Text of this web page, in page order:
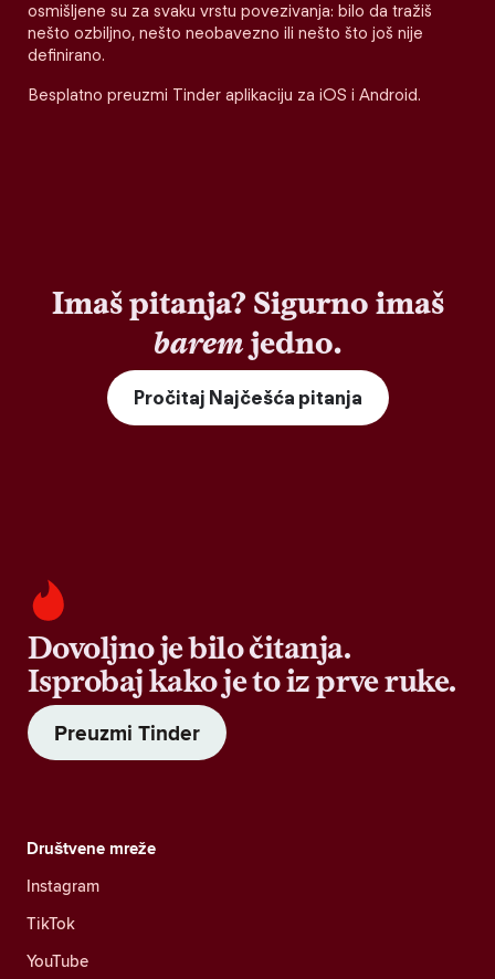
osmišljene su za svaku vrstu povezivanja: bilo da tražiš
nešto ozbiljno, nešto neobavezno ili nešto što još nije
definirano.
Besplatno preuzmi Tinder aplikaciju za iOS i Android.
Imaš pitanja? Sigurno imaš
baremjedno.
Pročitaj Najčešća pitanja
Dovoljno je bilo čitanja.
Isprobaj kako je to iz prve ruke.
Preuzmi Tinder
Društvene mreže
Instagram
TikTok
YouTube